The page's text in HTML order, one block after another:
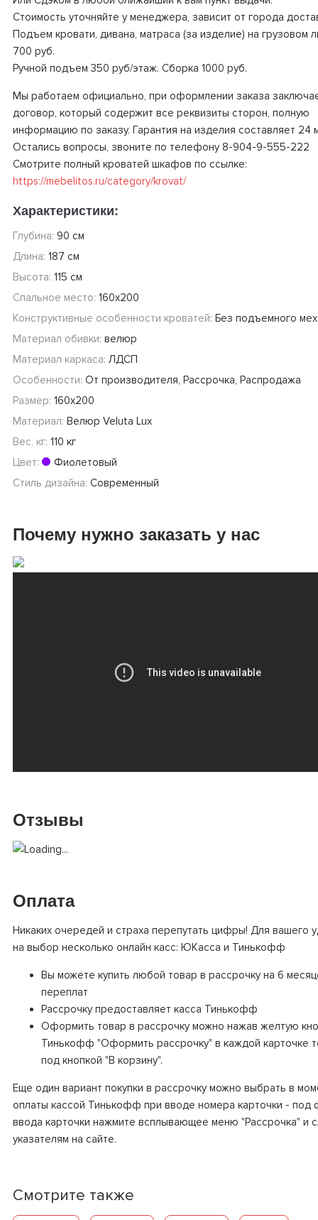
Стоимость уточняйте у менеджера, зависит от города
Подъем кровати, дивана, матраса (за изделие) на грузовом
700 руб.
Ручной подъем 350 руб/этаж. Сборка 1000 руб.
Мы работаем официально, при оформлении заказа
договор, который содержит все реквизиты сторон, полную
информацию по заказу. Гарантия на изделия составляет 24
Остались вопросы, звоните по телефону 8-904-9-555-222
Смотрите полный кроватей шкафов по ссылке:
https://mebelitos.ru/category/krovat/
Характеристики:
Глубина:90 см
Длина:187 см
Высота:115 см
Спальное место:160х200
Конструктивные особенности кроватей:Без подъемного
Материал обивки:велюр
Материал каркаса:ЛДСП
Особенности:От производителя, Рассрочка, Распродажа
Размер:160х200
Материал:Велюр Veluta Lux
Вес, кг:110 кг
Цвет:
Фиолетовый
Стиль дизайна:Современный
Почему нужно заказать у нас
Отзывы
Оплата
Никаких очередей и страха перепутать цифры! Для вашего
на выбор несколько онлайн касс: ЮКасса и Тинькофф
Вы можете купить любой товар в рассрочку на 6
переплат
Рассрочку предоставляет касса Тинькофф
Оформить товар в рассрочку можно нажав желтую
Тинькофф "Оформить рассрочку" в каждой карточке
под кнопкой "В корзину".
Еще один вариант покупки в рассрочку можно выбрать в
оплаты кассой Тинькофф при вводе номера карточки - под
ввода карточки нажмите всплывающее меню "Рассрочка" и
указателям на сайте.
Смотрите также